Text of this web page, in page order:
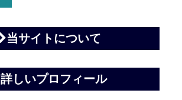
当サイトについて
詳しいプロフィール